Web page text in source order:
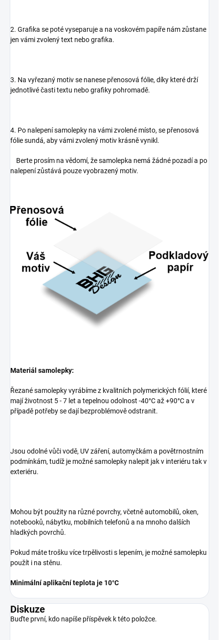
2. Grafika se poté vyseparuje a na voskovém papíře nám zůstane
jen vámi zvolený text nebo grafika.
3. Na vyřezaný motiv se nanese přenosová fólie, díky které drží
jednotlivé časti textu nebo grafiky pohromadě.
4. Po nalepení samolepky na vámi zvolené místo, se přenosová
fólie sundá, aby vámi zvolený motiv krásně vynikl.
Berte prosím na vědomí, že samolepka nemá žádné pozadí a po
nalepení zůstává pouze vyobrazený motiv.
Materiál samolepky:
Řezané samolepky vyrábíme z kvalitních polymerických fólií, které
mají životnost 5 - 7 let a tepelnou odolnost -40°C až +90°C a v
případě potřeby se dají bezproblémově odstranit.
Jsou odolné vůči vodě, UV záření, automyčkám a povětrnostním
podmínkám, tudíž je možné samolepky nalepit jak v interiéru tak v
exteriéru.
Mohou být použity na různé povrchy, včetně automobilů, oken,
notebooků, nábytku, mobilních telefonů a na mnoho dalších
hladkých povrchů.
Pokud máte trošku více trpělivosti s lepením, je možné samolepku
použít i na stěnu.
Minimální aplikační teplota je 10°C
Diskuze
Buďte první, kdo napíše příspěvek k této položce.